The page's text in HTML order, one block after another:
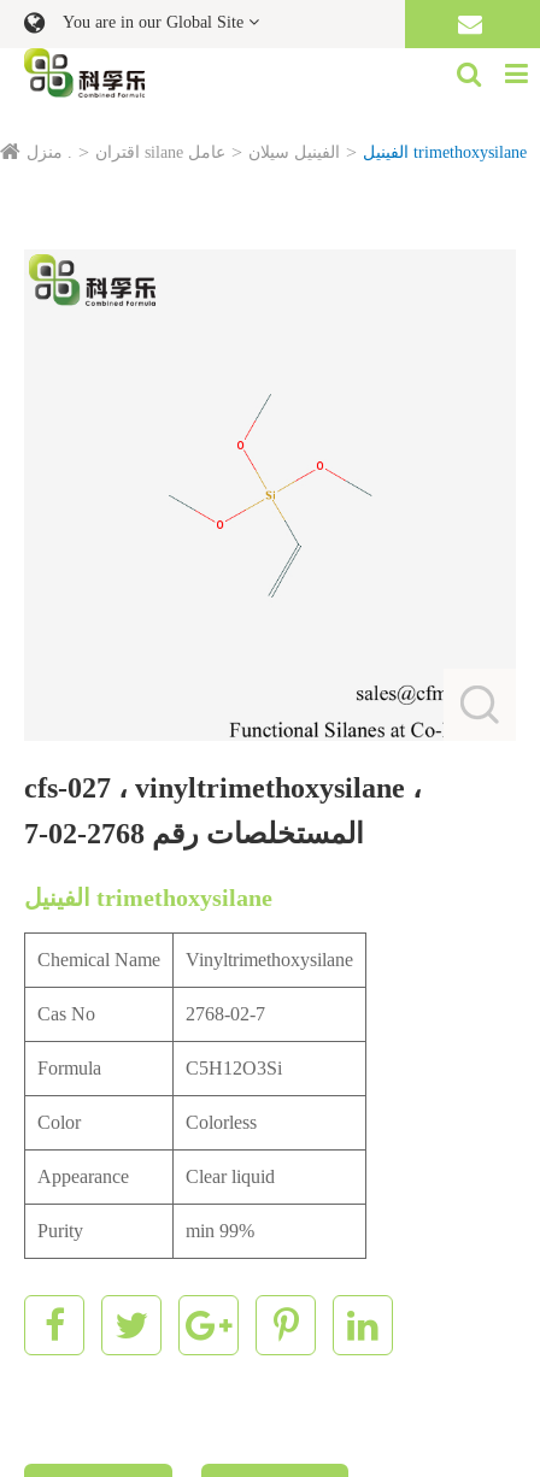
You are in our Global Site
منزل . اقتران silane عامل الفينيل سيلان الفينيل trimethoxysilane
cfs-027 ، vinyltrimethoxysilane ،
المستخلصات رقم 2768-02-7
الفينيل trimethoxysilane
Chemical Name Vinyltrimethoxysilane
Cas No 2768-02-7
Formula C5H12O3Si
Color Colorless
Appearance Clear liquid
Purity min 99%